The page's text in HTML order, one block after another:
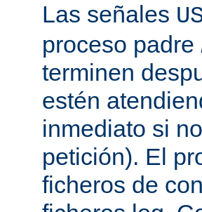
Las señales
proceso padre
terminen
estén
inmediato si
petición). El
ficheros de